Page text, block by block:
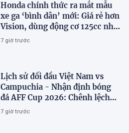
Honda chính thức ra mắt mẫu
xe ga ‘bình dân’ mới: Giá rẻ hơn
Vision, dùng động cơ 125cc như
SH Mode
7 giờ trước
Lịch sử đối đầu Việt Nam vs
Campuchia - Nhận định bóng
đá AFF Cup 2026: Chênh lệch
đẳng cấp
7 giờ trước